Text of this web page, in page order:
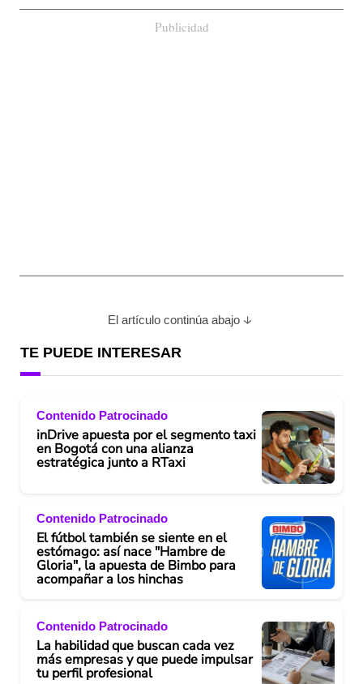
Publicidad
El artículo continúa abajo
TE PUEDE INTERESAR
Contenido Patrocinado
inDrive apuesta por el segmento taxi
en Bogotá con una alianza
estratégica junto a RTaxi
Contenido Patrocinado
El fútbol también se siente en el
estómago: así nace "Hambre de
Gloria", la apuesta de Bimbo para
acompañar a los hinchas
Contenido Patrocinado
La habilidad que buscan cada vez
más empresas y que puede impulsar
tu perfil profesional